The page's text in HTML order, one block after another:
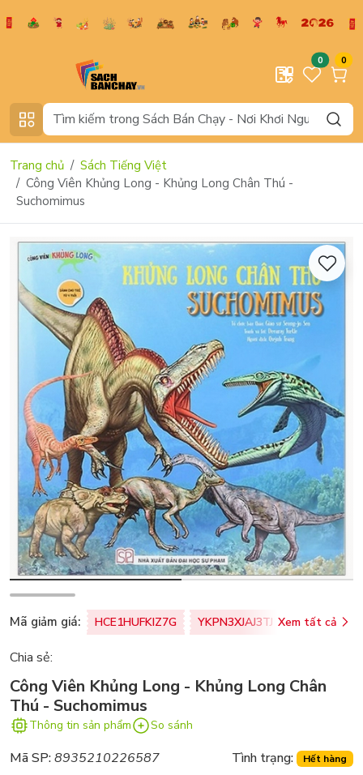
0 0
Trang chủ
Sách Tiếng Việt
Công Viên Khủng Long - Khủng Long Chân Thú -
Suchomimus
Mã giảm giá: HCE1HUFKIZ7G YKPN3XJAJ3TJ Xem tất cả
Chia sẻ:
Công Viên Khủng Long - Khủng Long Chân
Thú - Suchomimus
Thông tin sản phẩm So sánh
Mã SP:8935210226587 Tình trạng: Hết hàng